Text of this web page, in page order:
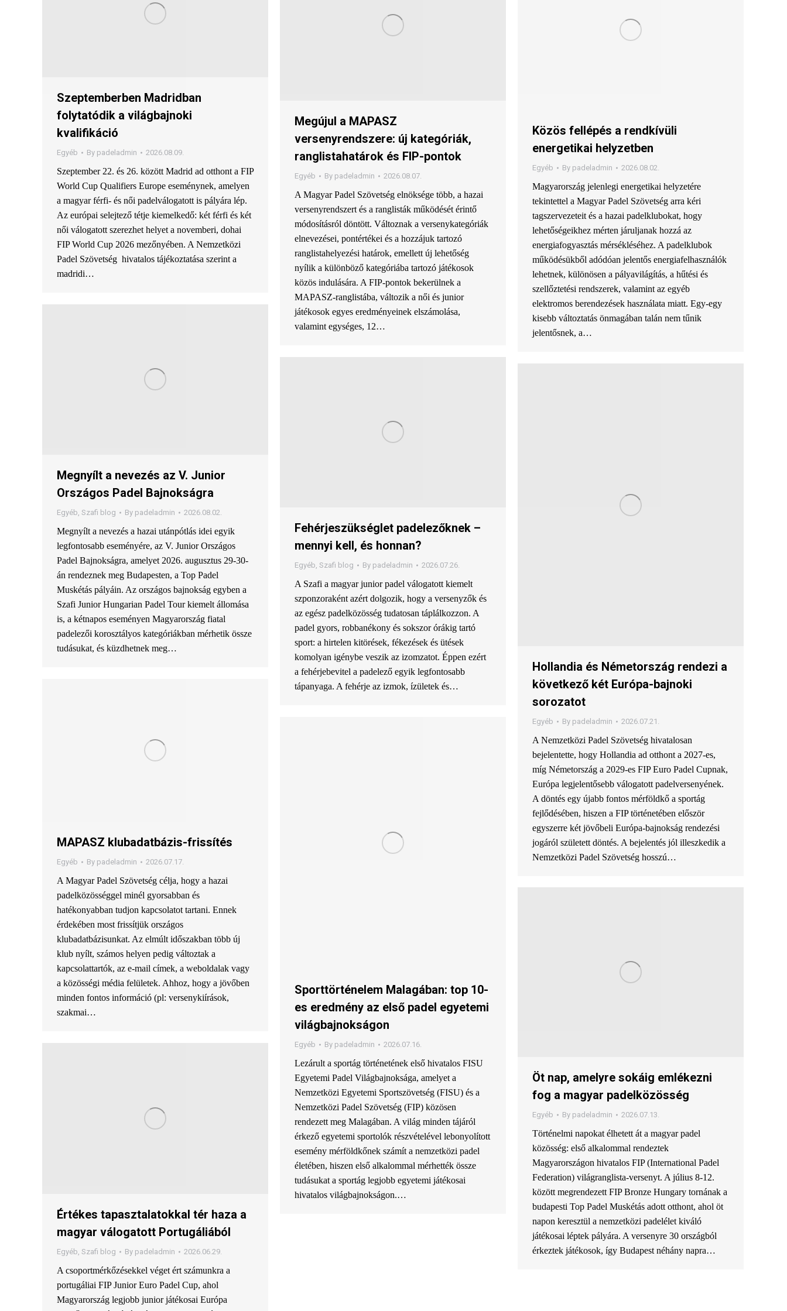
Szeptemberben Madridban
folytatódik a világbajnoki
kvalifikáció
Egyéb By padeladmin 2026.08.09.
Szeptember 22. és 26. között Madrid ad otthont a FIP
World Cup Qualifiers Europe eseménynek, amelyen
a magyar férfi- és női padelválogatott is pályára lép.
Az európai selejtező tétje kiemelkedő: két férfi és két
női válogatott szerezhet helyet a novemberi, dohai
FIP World Cup 2026 mezőnyében. A Nemzetközi
Padel Szövetség hivatalos tájékoztatása szerint a
madridi…
Megújul a MAPASZ
versenyrendszere: új kategóriák,
ranglistahatárok és FIP-pontok
Egyéb By padeladmin 2026.08.07.
A Magyar Padel Szövetség elnöksége több, a hazai
versenyrendszert és a ranglisták működését érintő
módosításról döntött. Változnak a versenykategóriák
elnevezései, pontértékei és a hozzájuk tartozó
ranglistahelyezési határok, emellett új lehetőség
nyílik a különböző kategóriába tartozó játékosok
közös indulására. A FIP-pontok bekerülnek a
MAPASZ-ranglistába, változik a női és junior
játékosok egyes eredményeinek elszámolása,
valamint egységes, 12…
Közös fellépés a rendkívüli
energetikai helyzetben
Egyéb By padeladmin 2026.08.02.
Magyarország jelenlegi energetikai helyzetére
tekintettel a Magyar Padel Szövetség arra kéri
tagszervezeteit és a hazai padelklubokat, hogy
lehetőségeikhez mérten járuljanak hozzá az
energiafogyasztás mérsékléséhez. A padelklubok
működésükből adódóan jelentős energiafelhasználók
lehetnek, különösen a pályavilágítás, a hűtési és
szellőztetési rendszerek, valamint az egyéb
elektromos berendezések használata miatt. Egy-egy
kisebb változtatás önmagában talán nem tűnik
jelentősnek, a…
Megnyílt a nevezés az V. Junior
Országos Padel Bajnokságra
Egyéb, Szafi blog By padeladmin 2026.08.02.
Megnyílt a nevezés a hazai utánpótlás idei egyik
legfontosabb eseményére, az V. Junior Országos
Padel Bajnokságra, amelyet 2026. augusztus 29-30-
án rendeznek meg Budapesten, a Top Padel
Muskétás pályáin. Az országos bajnokság egyben a
Szafi Junior Hungarian Padel Tour kiemelt állomása
is, a kétnapos eseményen Magyarország fiatal
padelezői korosztályos kategóriákban mérhetik össze
tudásukat, és küzdhetnek meg…
Fehérjeszükséglet padelezőknek –
mennyi kell, és honnan?
Egyéb, Szafi blog By padeladmin 2026.07.26.
A Szafi a magyar junior padel válogatott kiemelt
szponzoraként azért dolgozik, hogy a versenyzők és
az egész padelközösség tudatosan táplálkozzon. A
padel gyors, robbanékony és sokszor órákig tartó
sport: a hirtelen kitörések, fékezések és ütések
komolyan igénybe veszik az izomzatot. Éppen ezért
a fehérjebevitel a padelező egyik legfontosabb
tápanyaga. A fehérje az izmok, ízületek és…
Hollandia és Németország rendezi a
következő két Európa-bajnoki
sorozatot
Egyéb By padeladmin 2026.07.21.
A Nemzetközi Padel Szövetség hivatalosan
bejelentette, hogy Hollandia ad otthont a 2027-es,
míg Németország a 2029-es FIP Euro Padel Cupnak,
Európa legjelentősebb válogatott padelversenyének.
A döntés egy újabb fontos mérföldkő a sportág
fejlődésében, hiszen a FIP történetében először
egyszerre két jövőbeli Európa-bajnokság rendezési
jogáról született döntés. A bejelentés jól illeszkedik a
Nemzetközi Padel Szövetség hosszú…
MAPASZ klubadatbázis-frissítés
Egyéb By padeladmin 2026.07.17.
A Magyar Padel Szövetség célja, hogy a hazai
padelközösséggel minél gyorsabban és
hatékonyabban tudjon kapcsolatot tartani. Ennek
érdekében most frissítjük országos
klubadatbázisunkat. Az elmúlt időszakban több új
klub nyílt, számos helyen pedig változtak a
kapcsolattartók, az e-mail címek, a weboldalak vagy
a közösségi média felületek. Ahhoz, hogy a jövőben
minden fontos információ (pl: versenykiírások,
szakmai…
Sporttörténelem Malagában: top 10-
es eredmény az első padel egyetemi
világbajnokságon
Egyéb By padeladmin 2026.07.16.
Lezárult a sportág történetének első hivatalos FISU
Egyetemi Padel Világbajnoksága, amelyet a
Nemzetközi Egyetemi Sportszövetség (FISU) és a
Nemzetközi Padel Szövetség (FIP) közösen
rendezett meg Malagában. A világ minden tájáról
érkező egyetemi sportolók részvételével lebonyolított
esemény mérföldkőnek számít a nemzetközi padel
életében, hiszen első alkalommal mérhették össze
tudásukat a sportág legjobb egyetemi játékosai
hivatalos világbajnokságon.…
Öt nap, amelyre sokáig emlékezni
fog a magyar padelközösség
Egyéb By padeladmin 2026.07.13.
Történelmi napokat élhetett át a magyar padel
közösség: első alkalommal rendeztek
Magyarországon hivatalos FIP (International Padel
Federation) világranglista-versenyt. A július 8-12.
között megrendezett FIP Bronze Hungary tornának a
budapesti Top Padel Muskétás adott otthont, ahol öt
napon keresztül a nemzetközi padelélet kiváló
játékosai léptek pályára. A versenyre 30 országból
érkeztek játékosok, így Budapest néhány napra…
Értékes tapasztalatokkal tér haza a
magyar válogatott Portugáliából
Egyéb Szafi blog By padeladmin 2026.06.29.
A csoportmérkőzésekkel véget ért számunkra a
portugáliai FIP Junior Euro Padel Cup, ahol
Magyarország legjobb junior játékosai Európa